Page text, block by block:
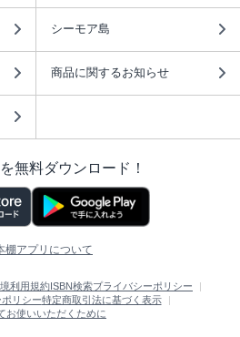
シーモア島
商品に関するお知らせ
無料ダウンロード！
棚アプリについて
利用規約ISBN検索プライバシーポリシー
リシー特定商取引法に基づく表示
お使いいただくために